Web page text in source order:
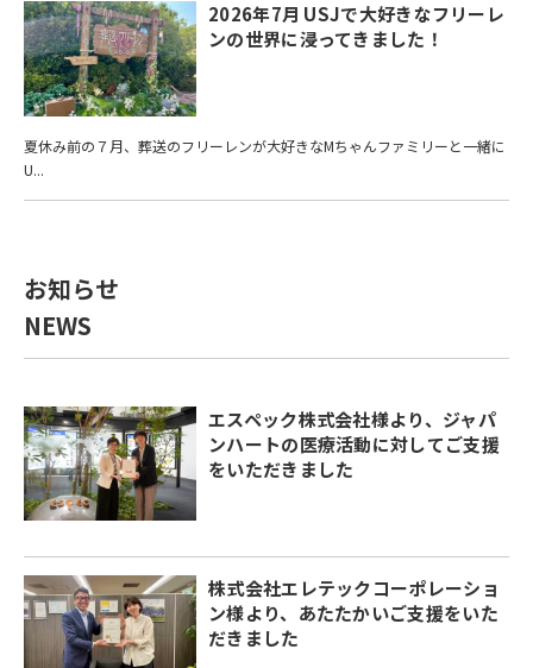
2026年7月 USJで大好きなフリーレ
ンの世界に浸ってきました！
夏休み前の７月、葬送のフリーレンが大好きなMちゃんファミリーと一緒に
U...
お知らせ
NEWS
エスペック株式会社様より、ジャパ
ンハートの医療活動に対してご支援
をいただきました
株式会社エレテックコーポレーショ
ン様より、あたたかいご支援をいた
だきました